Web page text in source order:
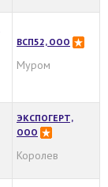
ВСП52, ООО
Муром
ЭКСПОГЕРТ,
ООО
Королев